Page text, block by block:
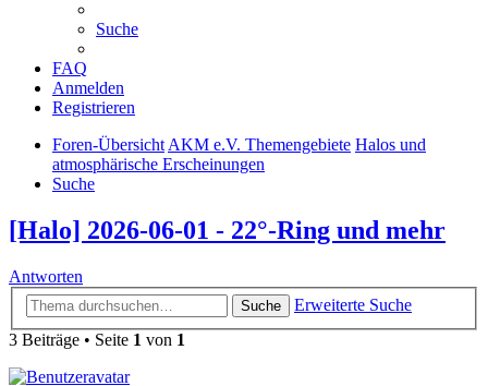
Suche
FAQ
Anmelden
Registrieren
Foren-Übersicht AKM e.V. Themengebiete Halos und
atmosphärische Erscheinungen
Suche
[Halo] 2026-06-01 - 22°-Ring und mehr
Antworten
Suche
Erweiterte Suche
3 Beiträge • Seite 1 von 1